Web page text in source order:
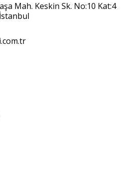
İLETİŞİM
Mah. Keskin Sk. No:10 Kat:4